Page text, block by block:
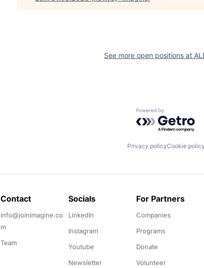
See more open positions at
Powered by
Privacy policyCookie policy
Contact
info@joinimagine.co
m
Team
Socials
LinkedIn
Instagram
Youtube
Newsletter
For Partners
Companies
Programs
Donate
Volunteer